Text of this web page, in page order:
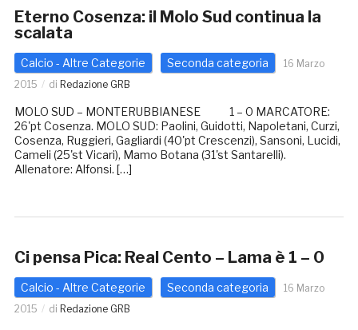
Eterno Cosenza: il Molo Sud continua la
scalata
Calcio - Altre Categorie Seconda categoria
16 Marzo
2015
di Redazione GRB
MOLO SUD – MONTERUBBIANESE 1 – 0 MARCATORE:
26'pt Cosenza. MOLO SUD: Paolini, Guidotti, Napoletani, Curzi,
Cosenza, Ruggieri, Gagliardi (40'pt Crescenzi), Sansoni, Lucidi,
Cameli (25'st Vicari), Mamo Botana (31'st Santarelli).
Allenatore: Alfonsi. […]
Ci pensa Pica: Real Cento – Lama è 1 – 0
Calcio - Altre Categorie Seconda categoria
16 Marzo
2015
di Redazione GRB